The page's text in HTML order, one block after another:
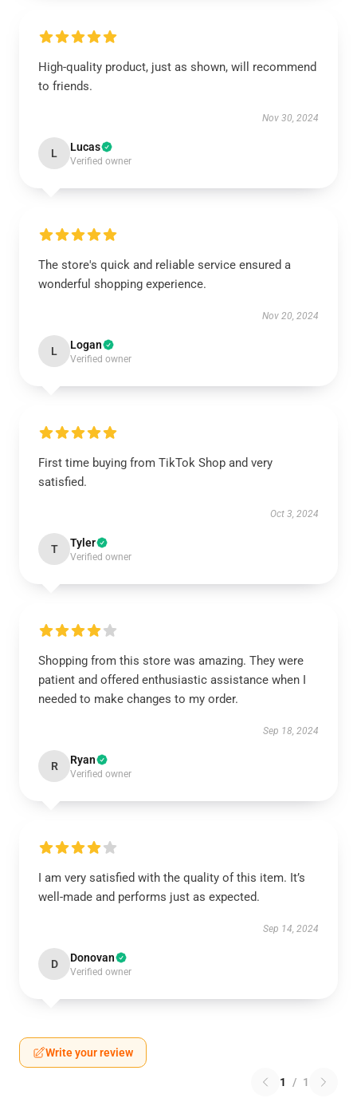
High-quality product, just as shown, will recommend
to friends.
Nov 30, 2024
L Lucas
Verified owner
The store's quick and reliable service ensured a
wonderful shopping experience.
Nov 20, 2024
L Logan
Verified owner
First time buying from TikTok Shop and very
satisfied.
Oct 3, 2024
T Tyler
Verified owner
Shopping from this store was amazing. They were
patient and offered enthusiastic assistance when I
needed to make changes to my order.
Sep 18, 2024
R Ryan
Verified owner
I am very satisfied with the quality of this item. It’s
well-made and performs just as expected.
Sep 14, 2024
D Donovan
Verified owner
Write your review
1 / 1